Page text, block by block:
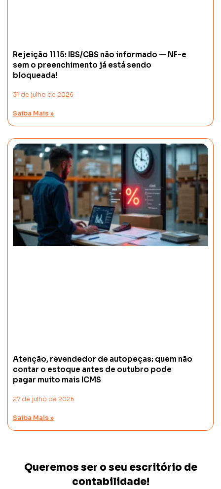
Rejeição 1115: IBS/CBS não informado — NF-e
sem o preenchimento já está sendo
bloqueada!
31 de julho de 2026
Saiba Mais »
Atenção, revendedor de autopeças: quem não
contar o estoque antes de outubro pode
pagar muito mais ICMS
27 de julho de 2026
Saiba Mais »
Queremos ser o seu escritório de
contabilidade!